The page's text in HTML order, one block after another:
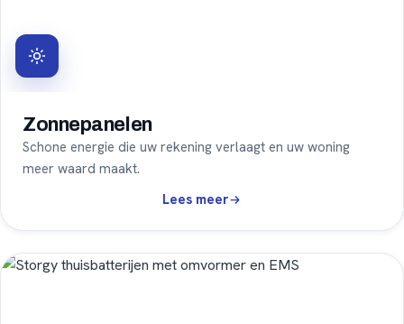
Zonnepanelen
Schone energie die uw rekening verlaagt en uw woning
meer waard maakt.
Lees meer